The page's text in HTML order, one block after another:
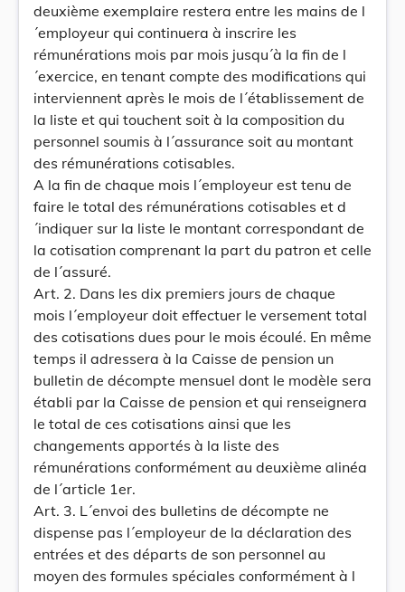
deuxième exemplaire restera entre les mains de l
´employeur qui continuera à inscrire les
rémunérations mois par mois jusqu´à la fin de l
´exercice, en tenant compte des modifications qui
interviennent après le mois de l´établissement de
la liste et qui touchent soit à la composition du
personnel soumis à l´assurance soit au montant
des rémunérations cotisables.
A la fin de chaque mois l´employeur est tenu de
faire le total des rémunérations cotisables et d
´indiquer sur la liste le montant correspondant de
la cotisation comprenant la part du patron et celle
de l´assuré.
Art. 2. Dans les dix premiers jours de chaque
mois l´employeur doit effectuer le versement total
des cotisations dues pour le mois écoulé. En même
temps il adressera à la Caisse de pension un
bulletin de décompte mensuel dont le modèle sera
établi par la Caisse de pension et qui renseignera
le total de ces cotisations ainsi que les
changements apportés à la liste des
rémunérations conformément au deuxième alinéa
de l´article 1er.
Art. 3. L´envoi des bulletins de décompte ne
dispense pas l´employeur de la déclaration des
entrées et des départs de son personnel au
moyen des formules spéciales conformément à l